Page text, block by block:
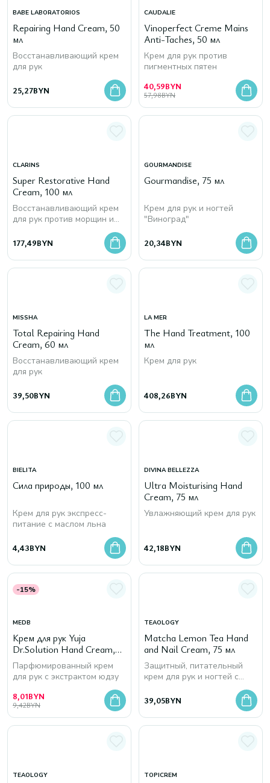
BABE LABORATORIOS
Repairing Hand Cream, 50
мл
Восстанавливающий крем
для рук
25,27BYN
CAUDALIE
Vinoperfect Creme Mains
Anti-Taches, 50 мл
Крем для рук против
пигментных пятен
40,59BYN
57,98BYN
CLARINS
Super Restorative Hand
Cream, 100 мл
Восстанавливающий крем
для рук против морщин и
177,49BYN
GOURMANDISE
Gourmandise, 75 мл
Крем для рук и ногтей
"Виноград"
20,34BYN
MISSHA
Total Repairing Hand
Cream, 60 мл
Восстанавливающий крем
для рук
39,50BYN
LA MER
The Hand Treatment, 100
мл
Крем для рук
408,26BYN
BIELITA
Сила природы, 100 мл
Крем для рук экспресс-
питание с маслом льна
4,43BYN
DIVINA BELLEZZA
Ultra Moisturising Hand
Cream, 75 мл
Увлажняющий крем для рук
42,18BYN
-15%
MEDB
Крем для рук Yuja
Dr.Solution Hand Cream,
70 мл
Парфюмированный крем
для рук с экстрактом юдзу
8,01BYN
9,42BYN
TEAOLOGY
Matcha Lemon Tea Hand
and Nail Cream, 75 мл
Защитный, питательный
крем для рук и ногтей с
настоем чая матча, маслом
ши и экстрактом лимона
39,05BYN
TEAOLOGY TOPICREM